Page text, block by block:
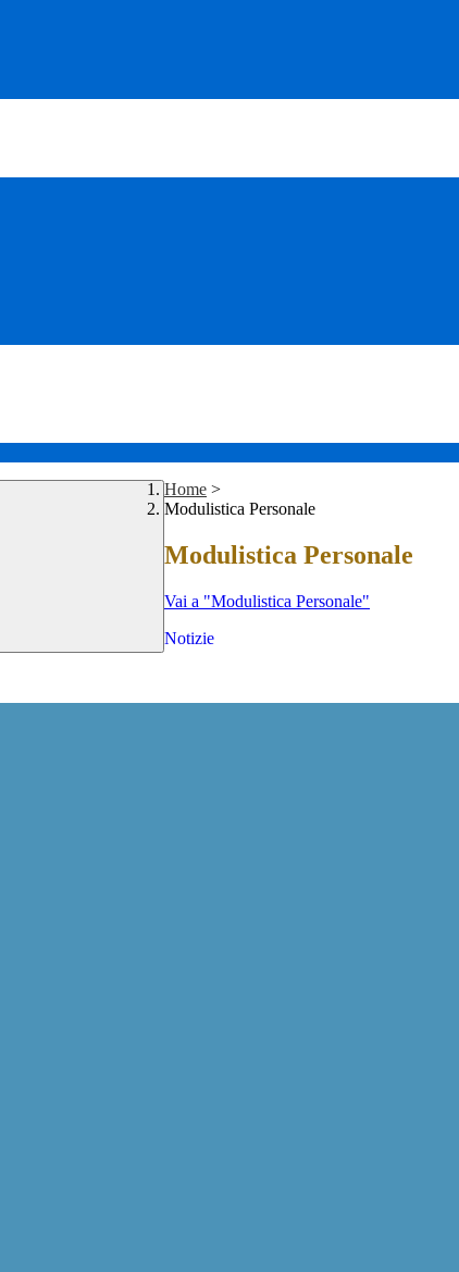
Home >
Modulistica Personale
Modulistica Personale
Vai a "Modulistica Personale"
Notizie